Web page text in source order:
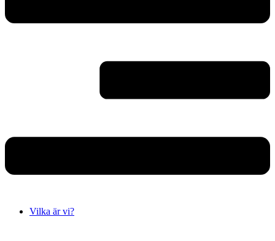
Vilka är vi?